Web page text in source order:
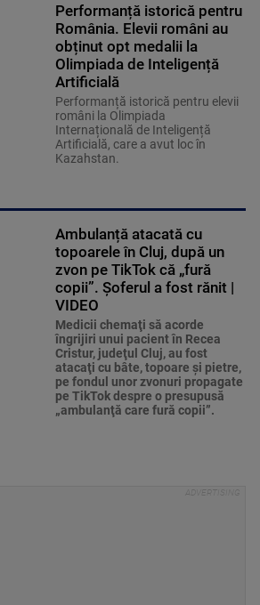
Performanță istorică pentru
România. Elevii români au
obținut opt medalii la
Olimpiada de Inteligență
Artificială
Performanță istorică pentru elevii
români la Olimpiada
Internațională de Inteligență
Artificială, care a avut loc în
Kazahstan.
Ambulanță atacată cu
topoarele în Cluj, după un
zvon pe TikTok că „fură
copii”. Șoferul a fost rănit |
VIDEO
Medicii chemaţi să acorde
îngrijiri unui pacient în Recea
Cristur, judeţul Cluj, au fost
atacaţi cu bâte, topoare şi pietre,
pe fondul unor zvonuri propagate
pe TikTok despre o presupusă
„ambulanţă care fură copii”.